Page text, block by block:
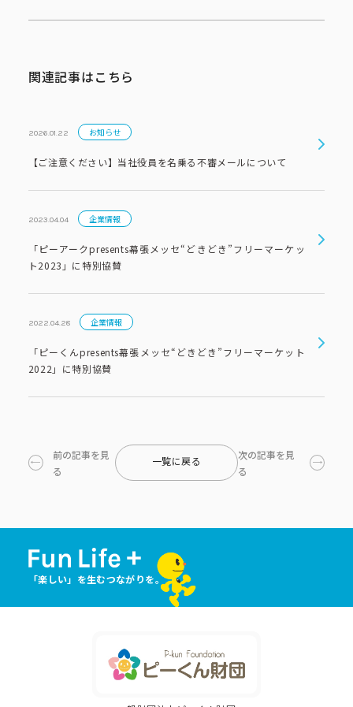
プライバシーポリシー
関連記事はこちら
2026.01.22 お知らせ
【ご注意ください】当社役員を名乗る不審メールについて
2023.04.04 企業情報
「ピーアークpresents幕張メッセ“どきどき”フリーマーケッ
ト2023」に特別協賛
2022.04.28 企業情報
「ピーくんpresents幕張メッセ“どきどき”フリーマーケット
2022」に特別協賛
前の記事を見
る
一覧に戻る
次の記事を見
る
「楽しい」を生むつながりを。